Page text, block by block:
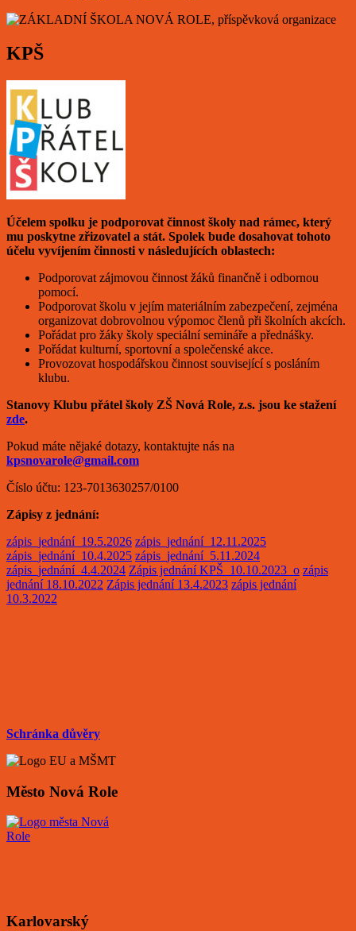
KPŠ
Účelem spolku je podporovat činnost školy nad rámec, který
mu poskytne zřizovatel a stát. Spolek bude dosahovat tohoto
účelu vyvíjením činnosti v následujících oblastech:
Podporovat zájmovou činnost žáků finančně i odbornou
pomocí.
Podporovat školu v jejím materiálním zabezpečení, zejména
organizovat dobrovolnou výpomoc členů při školních akcích.
Pořádat pro žáky školy speciální semináře a přednášky.
Pořádat kulturní, sportovní a společenské akce.
Provozovat hospodářskou činnost související s posláním
klubu.
Stanovy Klubu přátel školy ZŠ Nová Role, z.s. jsou ke stažení
zde.
Pokud máte nějaké dotazy, kontaktujte nás na
kpsnovarole@gmail.com
Číslo účtu: 123-7013630257/0100
Zápisy z jednání:
zápis_jednání_19.5.2026 zápis_jednání_12.11.2025
zápis_jednání_10.4.2025 zápis_jednání_5.11.2024
zápis_jednání_4.4.2024 Zápis jednání KPŠ_10.10.2023_o zápis
jednání 18.10.2022 Zápis jednání 13.4.2023 zápis jednání
10.3.2022
Schránka důvěry
Město Nová Role
Karlovarský